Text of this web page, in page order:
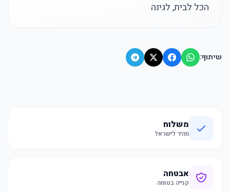
הכל לבית, לגינה
שיתוף:
משלוח
מהיר לישראל
אבטחה
קנייה בטוחה